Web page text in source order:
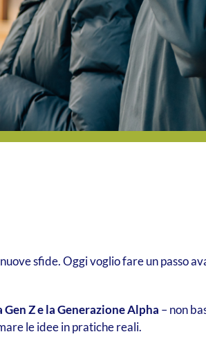
sfide. Oggi voglio fare un passo
Gen Z e la Generazione Alpha – non
le idee in pratiche reali.